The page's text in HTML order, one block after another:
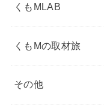
くもMLAB
くもMの取材旅
その他